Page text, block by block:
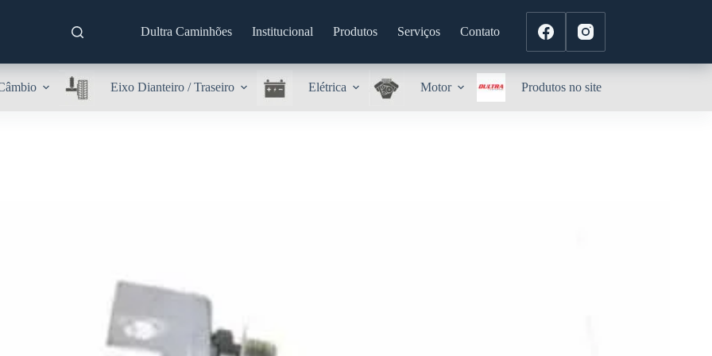
Dultra Caminhões Institucional Produtos Serviços Contato
Eixo Dianteiro / Traseiro Elétrica Motor Produtos no site